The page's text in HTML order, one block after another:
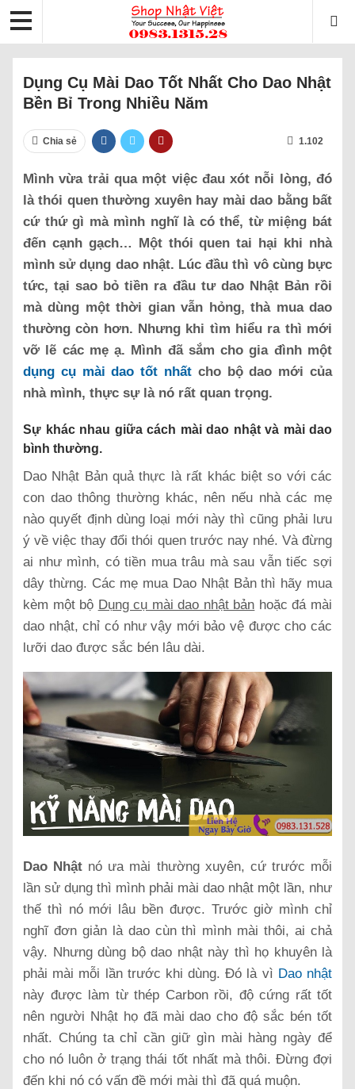
Dụng Cụ Mài Dao Tốt Nhất Cho Dao Nhật
Bền Bỉ Trong Nhiều Năm
Chia sẻ 1.102
Mình vừa trải qua một việc đau xót nỗi lòng, đó
là thói quen thường xuyên hay mài dao bằng bất
cứ thứ gì mà mình nghĩ là có thể, từ miệng bát
đến cạnh gạch… Một thói quen tai hại khi nhà
mình sử dụng dao nhật. Lúc đầu thì vô cùng bực
tức, tại sao bỏ tiền ra đầu tư dao Nhật Bản rồi
mà dùng một thời gian vẫn hỏng, thà mua dao
thường còn hơn. Nhưng khi tìm hiểu ra thì mới
vỡ lẽ các mẹ ạ. Mình đã sắm cho gia đình một
dụng cụ mài dao tốt nhất cho bộ dao mới của
nhà mình, thực sự là nó rất quan trọng.
Sự khác nhau giữa cách mài dao nhật và mài dao
bình thường.
Dao Nhật Bản quả thực là rất khác biệt so với các
con dao thông thường khác, nên nếu nhà các mẹ
nào quyết định dùng loại mới này thì cũng phải lưu
ý về việc thay đổi thói quen trước nay nhé. Và đừng
ai như mình, có tiền mua trâu mà sau vẫn tiếc sợi
dây thừng. Các mẹ mua Dao Nhật Bản thì hãy mua
kèm một bộ Dụng cụ mài dao nhật bản hoặc đá mài
dao nhật, chỉ có như vậy mới bảo vệ được cho các
lưỡi dao được sắc bén lâu dài.
Dao Nhật nó ưa mài thường xuyên, cứ trước mỗi
lần sử dụng thì mình phải mài dao nhật một lần, như
thế thì nó mới lâu bền được. Trước giờ mình chỉ
nghĩ đơn giản là dao cùn thì mình mài thôi, ai chả
vậy. Nhưng dùng bộ dao nhật này thì họ khuyên là
phải mài mỗi lần trước khi dùng. Đó là vì Dao nhật
này được làm từ thép Carbon rồi, độ cứng rất tốt
nên người Nhật họ đã mài dao cho độ sắc bén tốt
nhất. Chúng ta chỉ cần giữ gìn mài hàng ngày để
cho nó luôn ở trạng thái tốt nhất mà thôi. Đừng đợi
đến khi nó có vấn đề mới mài thì đã quá muộn.